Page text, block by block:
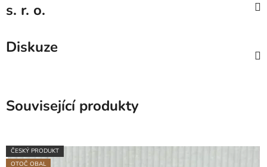
s. r. o.
Diskuze
Související produkty
ČESKÝ PRODUKT
OTOČ OBAL